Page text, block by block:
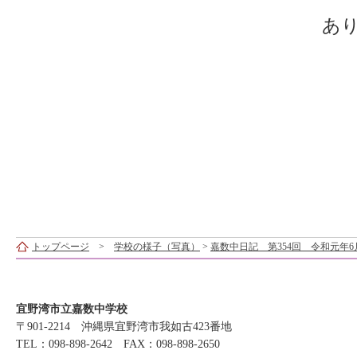
ありがと
トップページ > 学校の様子（写真） > 嘉数中日記 第354回 令和元年6
宜野湾市立嘉数中学校
〒901-2214 沖縄県宜野湾市我如古423番地
TEL：098-898-2642 FAX：098-898-2650